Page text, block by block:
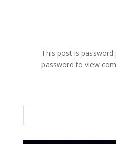
This post is
password to view